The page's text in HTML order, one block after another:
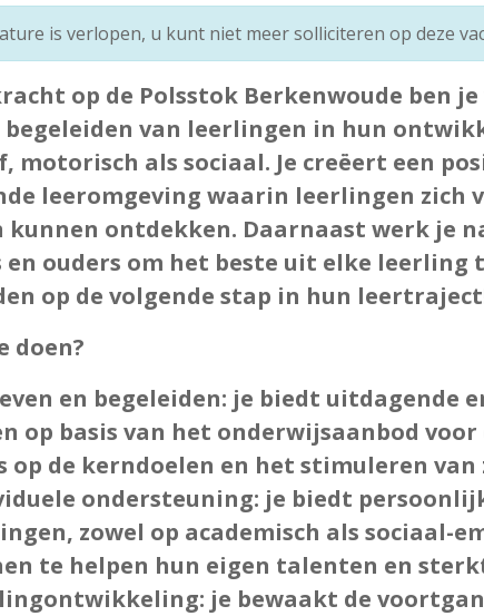
is verlopen, u kunt niet meer solliciteren op deze
op de Polsstok Berkenwoude ben
van leerlingen in hun
motorisch als sociaal. Je creëert een
leeromgeving waarin leerlingen zich
ontdekken. Daarnaast werk je
en ouders om het beste uit elke leerling
op de volgende stap in hun
doen?
en begeleiden: je biedt uitdagende
op basis van het onderwijsaanbod
op de kerndoelen en het stimuleren
ondersteuning: je biedt
zowel op academisch als sociaal-
te helpen hun eigen talenten en
: je bewaakt de